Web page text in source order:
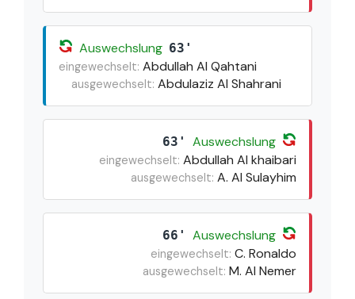
Auswechslung 63'
eingewechselt: Abdullah Al Qahtani
ausgewechselt: Abdulaziz Al Shahrani
63' Auswechslung
eingewechselt: Abdullah Al khaibari
ausgewechselt: A. Al Sulayhim
66' Auswechslung
eingewechselt: C. Ronaldo
ausgewechselt: M. Al Nemer